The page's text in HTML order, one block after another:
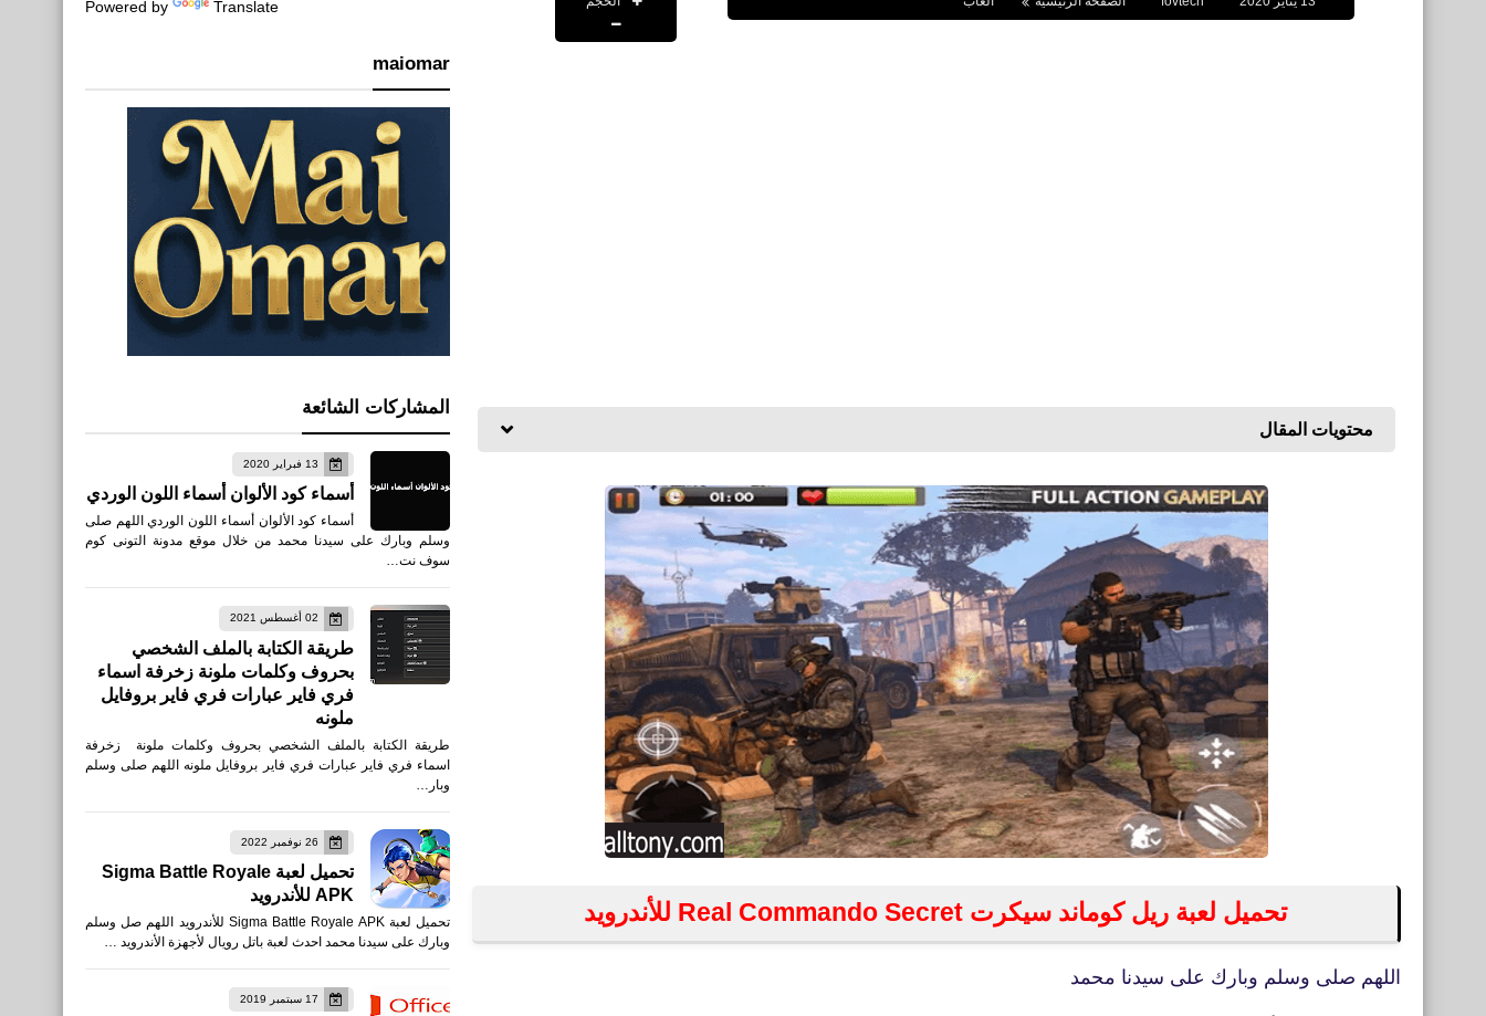
محتويات المقال
تحميل لعبة ريل كوماند سيكرت Real Commando Secret للأندرويد
اللهم صلى وسلم وبارك على سيدنا محمد
Powered by Translate
maiomar
المشاركات الشائعة
13 فبراير 2020
أسماء كود الألوان أسماء اللون الوردي
أسماء كود الألوان أسماء اللون الوردي اللهم صلى
وسلم وبارك على سيدنا محمد من خلال موقع مدونة التونى كوم
سوف نت…
02 أغسطس 2021
طريقة الكتابة بالملف الشخصي
بحروف وكلمات ملونة زخرفة اسماء
فري فاير عبارات فري فاير بروفايل
ملونه
طريقة الكتابة بالملف الشخصي بحروف وكلمات ملونة زخرفة
اسماء فري فاير عبارات فري فاير بروفايل ملونه اللهم صلى وسلم
وبار…
26 نوفمبر 2022
تحميل لعبة Sigma Battle Royale
APK للأندرويد
تحميل لعبة Sigma Battle Royale APK للأندرويد اللهم صل وسلم
وبارك على سيدنا محمد احدث لعبة باتل رويال لأجهزة الأندرويد …
17 سبتمبر 2019